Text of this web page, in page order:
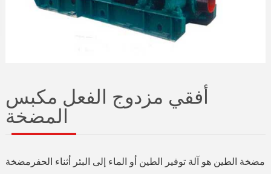
أفقي مزدوج الفعل مكبس
المضخة
مضخة الطين هو آلة توفير الطين أو الماء إلى البئر أثناء الحفرمضخة